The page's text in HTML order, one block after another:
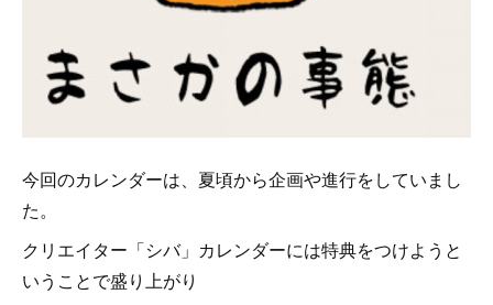
今回のカレンダーは、夏頃から企画や進行をしていまし
た。
クリエイター「シバ」カレンダーには特典をつけようと
いうことで盛り上がり